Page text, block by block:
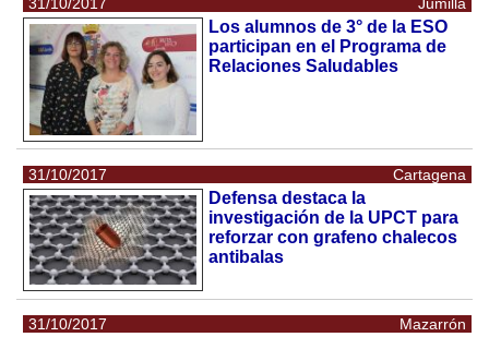
Los alumnos de 3° de la ESO
participan en el Programa de
Relaciones Saludables
31/10/2017 Cartagena
Defensa destaca la
investigación de la UPCT para
reforzar con grafeno chalecos
antibalas
31/10/2017 Mazarrón